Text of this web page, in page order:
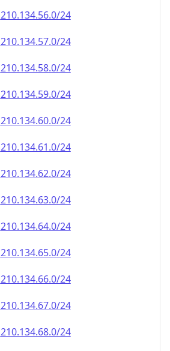
210.134.56.0/24
210.134.57.0/24
210.134.58.0/24
210.134.59.0/24
210.134.60.0/24
210.134.61.0/24
210.134.62.0/24
210.134.63.0/24
210.134.64.0/24
210.134.65.0/24
210.134.66.0/24
210.134.67.0/24
210.134.68.0/24